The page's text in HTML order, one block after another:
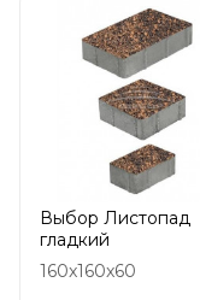
Выбор Листопад
гладкий
160x160x60